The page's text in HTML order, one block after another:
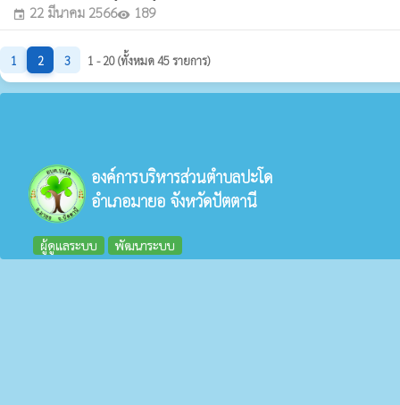
event 22 มีนาคม 2566visibility 189
1 2 3 1 - 20 (ทั้งหมด 45 รายการ)
องค์การบริหารส่วนตำบลปะโด
อำเภอมายอ จังหวัดปัตตานี
ผู้ดูแลระบบ พัฒนาระบบ